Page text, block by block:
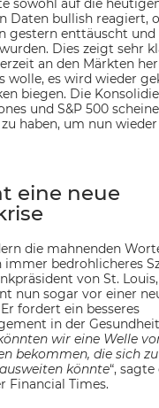
sowohl auf die
Daten bullish reagiert,
gestern enttäuscht und
Dies zeigt sehr
an den Märkten
wolle, es wird wieder
biegen. Die
und S&P 500
haben, um nun
eine neue
die mahnenden
immer bedrohlicheres
von St.
nun sogar vor einer
fordert ein besseres
in der
wir eine Welle
bekommen, die sich
könnte“,
Financial Times.